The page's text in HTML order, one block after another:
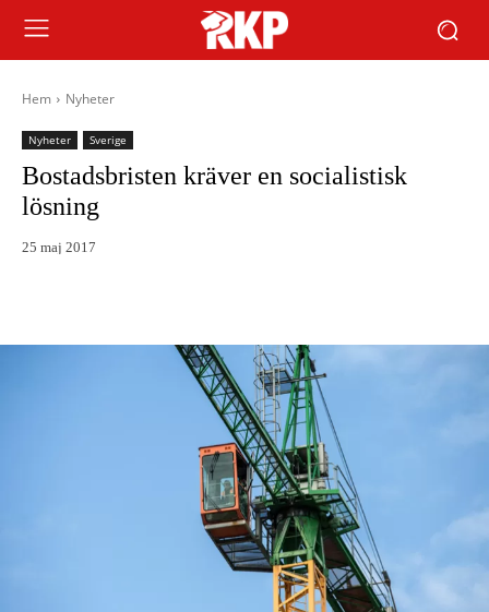
Hem Nyheter
Nyheter Sverige
Bostadsbristen kräver en socialistisk
lösning
25 maj 2017